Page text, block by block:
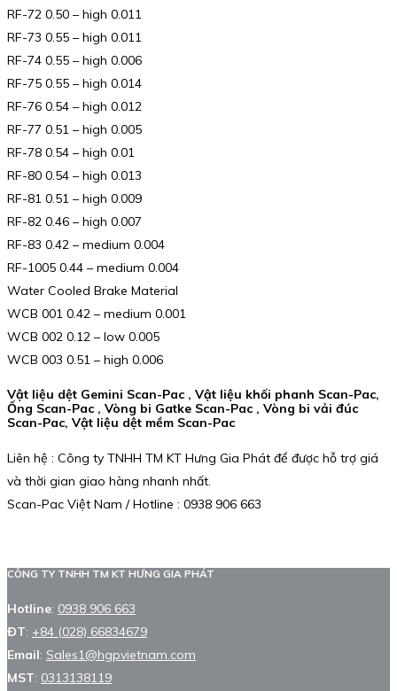
RF-72 0.50 – high 0.011
RF-73 0.55 – high 0.011
RF-74 0.55 – high 0.006
RF-75 0.55 – high 0.014
RF-76 0.54 – high 0.012
RF-77 0.51 – high 0.005
RF-78 0.54 – high 0.01
RF-80 0.54 – high 0.013
RF-81 0.51 – high 0.009
RF-82 0.46 – high 0.007
RF-83 0.42 – medium 0.004
RF-1005 0.44 – medium 0.004
Water Cooled Brake Material
WCB 001 0.42 – medium 0.001
WCB 002 0.12 – low 0.005
WCB 003 0.51 – high 0.006
Vật liệu dệt Gemini Scan-Pac , Vật liệu khối phanh Scan-Pac,
Ống Scan-Pac , Vòng bi Gatke Scan-Pac , Vòng bi vải đúc
Scan-Pac, Vật liệu dệt mềm Scan-Pac
Liên hệ : Công ty TNHH TM KT Hưng Gia Phát để được hỗ trợ giá
và thời gian giao hàng nhanh nhất.
Scan-Pac Việt Nam / Hotline : 0938 906 663
CÔNG TY TNHH TM KT HƯNG GIA PHÁT
Hotline: 0938 906 663
ĐT: +84 (028) 66834679
Email: Sales1@hgpvietnam.com
MST: 0313138119